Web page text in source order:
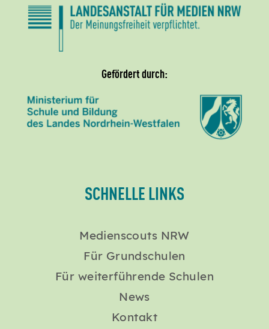
Gefördert durch:
SCHNELLE LINKS
Medienscouts NRW
Für Grundschulen
Für weiterführende Schulen
News
Kontakt